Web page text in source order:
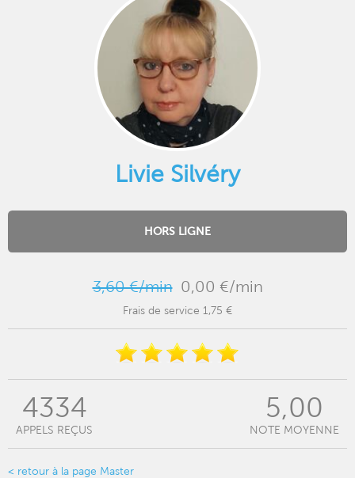
Livie Silvéry
HORS LIGNE
3,60 €/min 0,00 €/min
Frais de service 1,75 €
4334
APPELS REÇUS
5,00
NOTE MOYENNE
< retour à la page Master